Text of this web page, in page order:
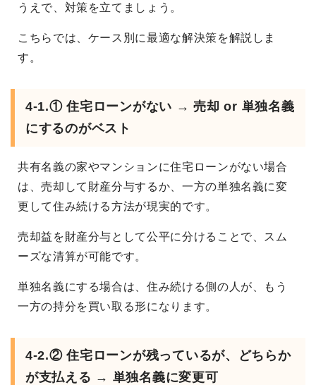
うえで、対策を立てましょう。
こちらでは、ケース別に最適な解決策を解説しま
す。
4-1.① 住宅ローンがない → 売却 or 単独名義
にするのがベスト
共有名義の家やマンションに住宅ローンがない場合
は、売却して財産分与するか、一方の単独名義に変
更して住み続ける方法が現実的です。
売却益を財産分与として公平に分けることで、スム
ーズな清算が可能です。
単独名義にする場合は、住み続ける側の人が、もう
一方の持分を買い取る形になります。
4-2.② 住宅ローンが残っているが、どちらか
が支払える → 単独名義に変更可